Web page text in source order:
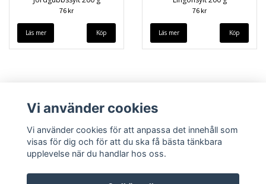
76 kr
Läs mer
76 kr
Läs mer
Köpvillkor Kontakt
Vi använder cookies
Vi använder cookies för att anpassa det innehåll som
visas för dig och för att du ska få bästa tänkbara
upplevelse när du handlar hos oss.